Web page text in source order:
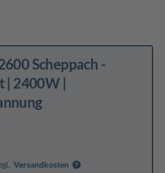
Scheppach -
| 2400W |
Versandkosten